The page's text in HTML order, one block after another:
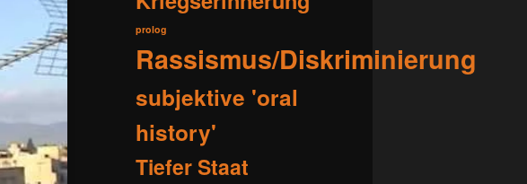
prolog
Rassismus/Diskriminierung
subjektive 'oral
history'
Tiefer Staat